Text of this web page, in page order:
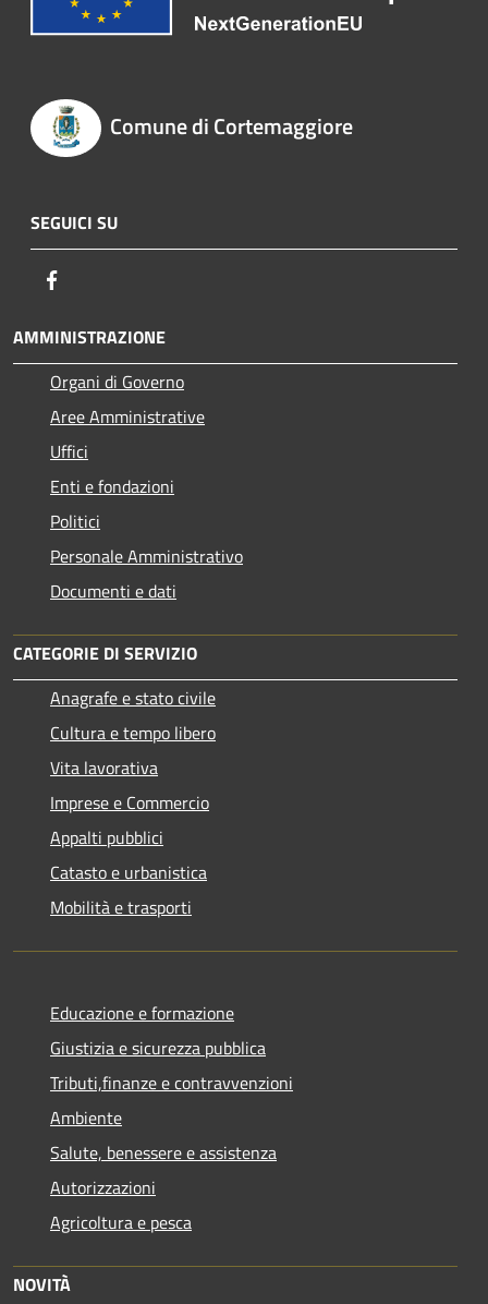
Comune di Cortemaggiore
SEGUICI SU
AMMINISTRAZIONE
Organi di Governo
Aree Amministrative
Uffici
Enti e fondazioni
Politici
Personale Amministrativo
Documenti e dati
CATEGORIE DI SERVIZIO
Anagrafe e stato civile
Cultura e tempo libero
Vita lavorativa
Imprese e Commercio
Appalti pubblici
Catasto e urbanistica
Mobilità e trasporti
Educazione e formazione
Giustizia e sicurezza pubblica
Tributi,finanze e contravvenzioni
Ambiente
Salute, benessere e assistenza
Autorizzazioni
Agricoltura e pesca
NOVITÀ